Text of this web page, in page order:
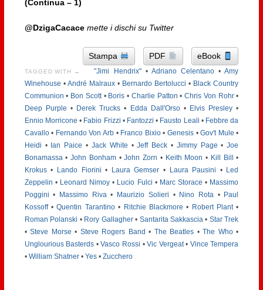
(Continua – 1)
@DzigaCacace mette i dischi su Twitter
Stampa PDF eBook
TAGGED WITH → "Jimi Hendrix"• Adriano Celentano •Amy
Winehouse • André Malraux• Bernardo Bertolucci • Black Country
Communion • Bon Scott• Boris • Charlie Patton •Chris Von Rohr•
Deep Purple • Derek Trucks • Edda Dall'Orso• Elvis Presley •
Ennio Morricone • Fabio Frizzi • Fantozzi • Fausto Leali • Febbre da
Cavallo• Fernando Von Arb • Franco Bixio• Genesis •Gov't Mule •
Heidi • Ian Paice • Jack White •Jeff Beck • Jimmy Page •Joe
Bonamassa•John Bonham•John Zorn • Keith Moon • Kill Bill
•
Krokus• Lando Fiorini • Laura Gemser • Laura Pausini • Led
Zeppelin • Leonard Nimoy • Lucio Fulci • Marc Storace • Massimo
Poggini • Massimo Riva• Maurizio Solieri • Nino Rota• Paul
Kossoff•Quentin Tarantino• Ritchie Blackmore • Robert Plant•
Roman Polanski • Rory Gallagher• Santarita Sakkascia• Star Trek
•Steve Morse • Steve Rogers Band • The Beatles •The Who•
Unglourious Basterds •Vasco Rossi •Vic Vergeat• Vince Tempera
• William Shatner• Yes• Zucchero